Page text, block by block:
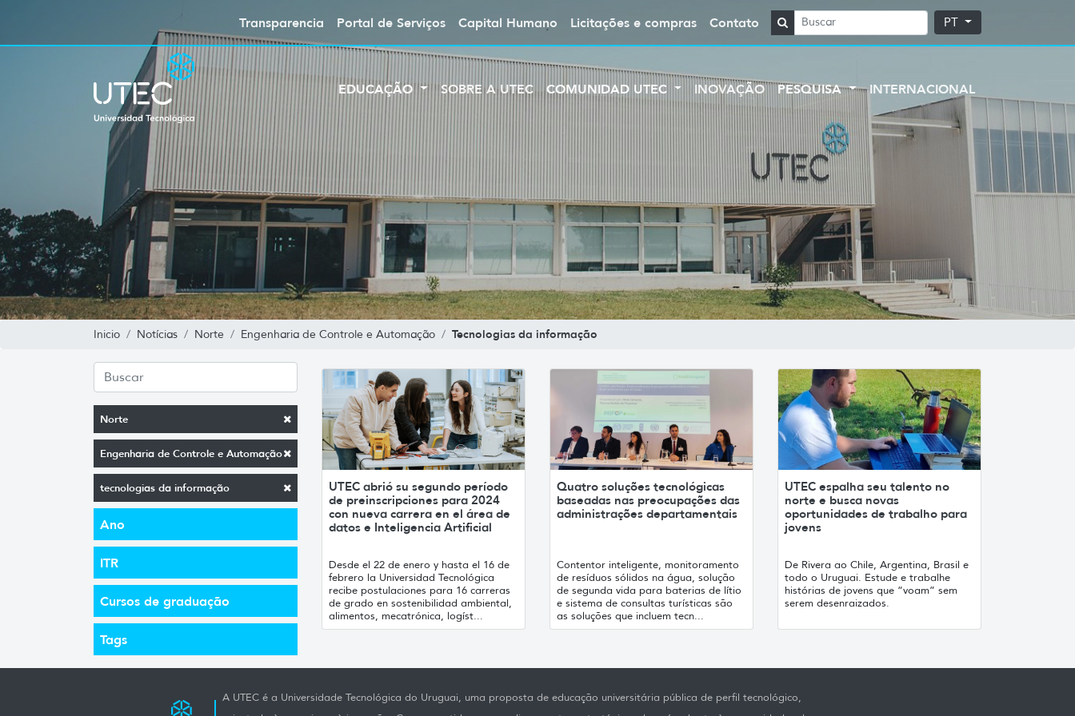
Transparencia Portal de Serviços Capital Humano Licitações e compras Contato PT
EDUCAÇÃO SOBRE A UTEC COMUNIDAD UTEC INOVAÇÃO PESQUISA INTERNACIONAL
Inicio Notícias Norte Engenharia de Controle e Automação Tecnologias da informação
Norte
Engenharia de Controle e Automação
tecnologias da informação
Ano
ITR
Cursos de graduação
Tags
UTEC abrió su segundo período
de preinscripciones para 2024
con nueva carrera en el área de
datos e Inteligencia Artificial
Desde el 22 de enero y hasta el 16 de
febrero la Universidad Tecnológica
recibe postulaciones para 16 carreras
de grado en sostenibilidad ambiental,
alimentos, mecatrónica, logíst...
Quatro soluções tecnológicas
baseadas nas preocupações das
administrações departamentais
Contentor inteligente, monitoramento
de resíduos sólidos na água, solução
de segunda vida para baterias de lítio
e sistema de consultas turísticas são
as soluções que incluem tecn...
UTEC espalha seu talento no
norte e busca novas
oportunidades de trabalho para
jovens
De Rivera ao Chile, Argentina, Brasil e
todo o Uruguai. Estude e trabalhe
histórias de jovens que “voam” sem
serem desenraizados.
A UTEC é a Universidade Tecnológica do Uruguai, uma proposta de educação universitária pública de perfil tecnológico,